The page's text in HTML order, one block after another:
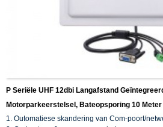
P Seriële UHF 12dbi Langafstand
Motorparkeerstelsel, Bateopsporing 10
1. Outomatiese skandering van Com-poort/